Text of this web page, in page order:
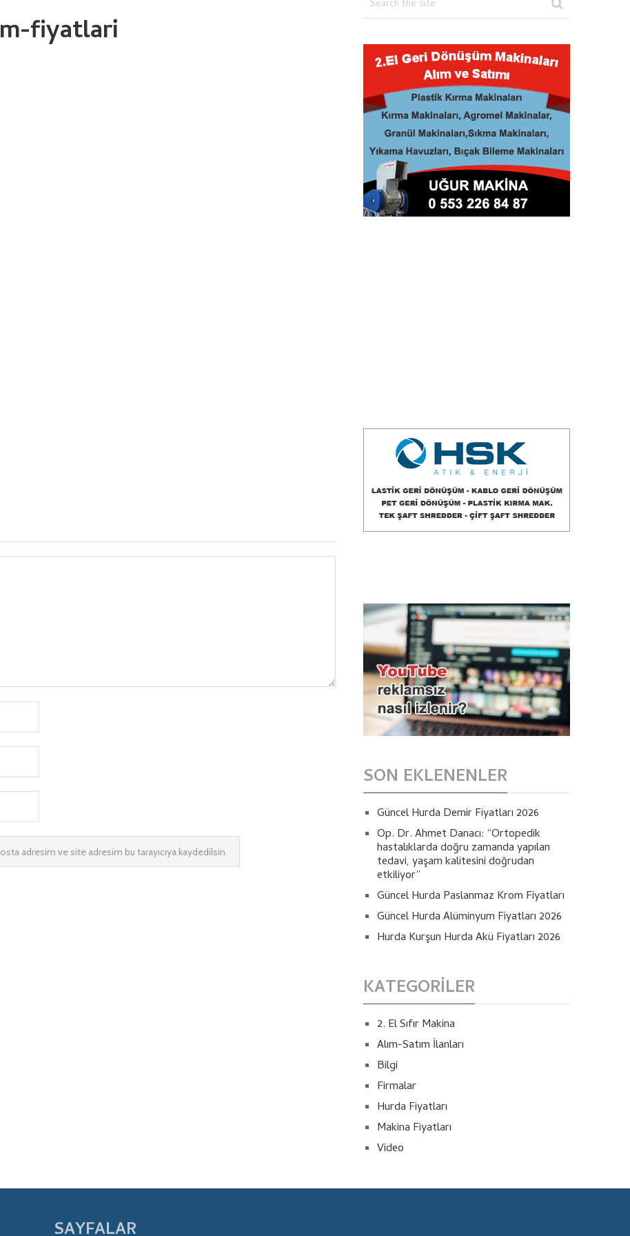
fiyatlari
adresim ve site adresim bu tarayıcıya kaydedilsin.
SON EKLENENLER
Güncel Hurda Demir Fiyatları 2026
Op. Dr. Ahmet Danacı: “Ortopedik
hastalıklarda doğru zamanda yapılan
tedavi, yaşam kalitesini doğrudan
etkiliyor”
Güncel Hurda Paslanmaz Krom Fiyatları
Güncel Hurda Alüminyum Fiyatları 2026
Hurda Kurşun Hurda Akü Fiyatları 2026
KATEGORILER
2. El Sıfır Makina
Alım-Satım İlanları
Bilgi
Firmalar
Hurda Fiyatları
Makina Fiyatları
Video